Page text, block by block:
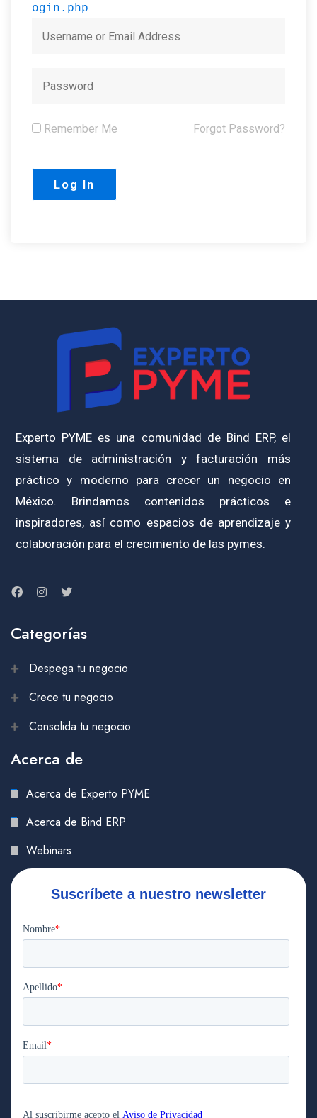
ogin.php
Remember Me Forgot Password?
Experto PYME es una comunidad de Bind ERP, el
sistema de administración y facturación más
práctico y moderno para crecer un negocio en
México. Brindamos contenidos prácticos e
inspiradores, así como espacios de aprendizaje y
colaboración para el crecimiento de las pymes.
Categorías
Despega tu negocio
Crece tu negocio
Consolida tu negocio
Acerca de
Acerca de Experto PYME
Acerca de Bind ERP
Webinars
Suscríbete a nuestro newsletter